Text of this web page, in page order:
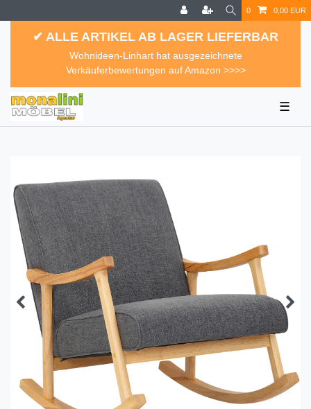
0 0,00 EUR
✔ ALLE ARTIKEL AB LAGER LIEFERBAR
Wohnideen-Linhart hat ausgezeichnete
Verkäuferbewertungen auf Amazon >>>>
☰